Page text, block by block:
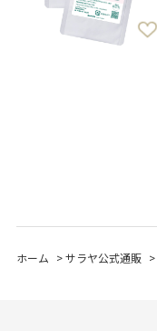
ホーム >サラヤ公式通販 >